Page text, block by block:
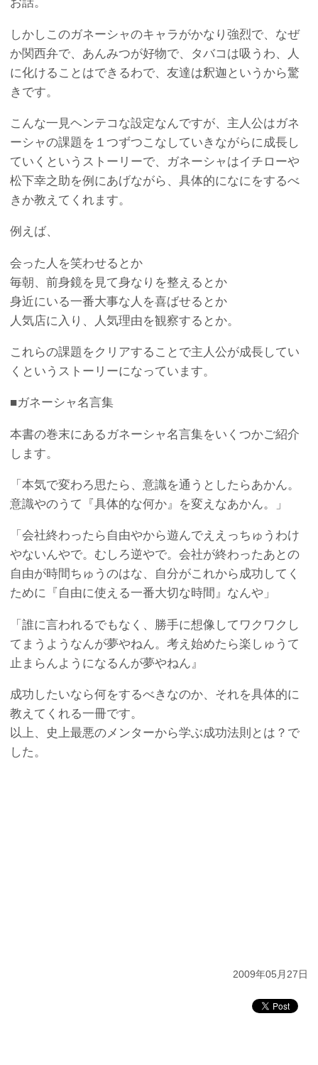
しかしこのガネーシャのキャラがかなり強烈で、なぜ
か関西弁で、あんみつが好物で、タバコは吸うわ、人
に化けることはできるわで、友達は釈迦というから驚
きです。
こんな一見ヘンテコな設定なんですが、主人公はガネ
ーシャの課題を１つずつこなしていきながらに成長し
ていくというストーリーで、ガネーシャはイチローや
松下幸之助を例にあげながら、具体的になにをするべ
きか教えてくれます。
例えば、
会った人を笑わせるとか
毎朝、前身鏡を見て身なりを整えるとか
身近にいる一番大事な人を喜ばせるとか
人気店に入り、人気理由を観察するとか。
これらの課題をクリアすることで主人公が成長してい
くというストーリーになっています。
■ガネーシャ名言集
本書の巻末にあるガネーシャ名言集をいくつかご紹介
します。
「本気で変わろ思たら、意識を通うとしたらあかん。
意識やのうて『具体的な何か』を変えなあかん。」
「会社終わったら自由やから遊んでええっちゅうわけ
やないんやで。むしろ逆やで。会社が終わったあとの
自由が時間ちゅうのはな、自分がこれから成功してく
ために『自由に使える一番大切な時間』なんや」
「誰に言われるでもなく、勝手に想像してワクワクし
てまうようなんが夢やねん。考え始めたら楽しゅうて
止まらんようになるんが夢やねん』
成功したいなら何をするべきなのか、それを具体的に
教えてくれる一冊です。
以上、史上最悪のメンターから学ぶ成功法則とは？で
した。
2009年05月27日